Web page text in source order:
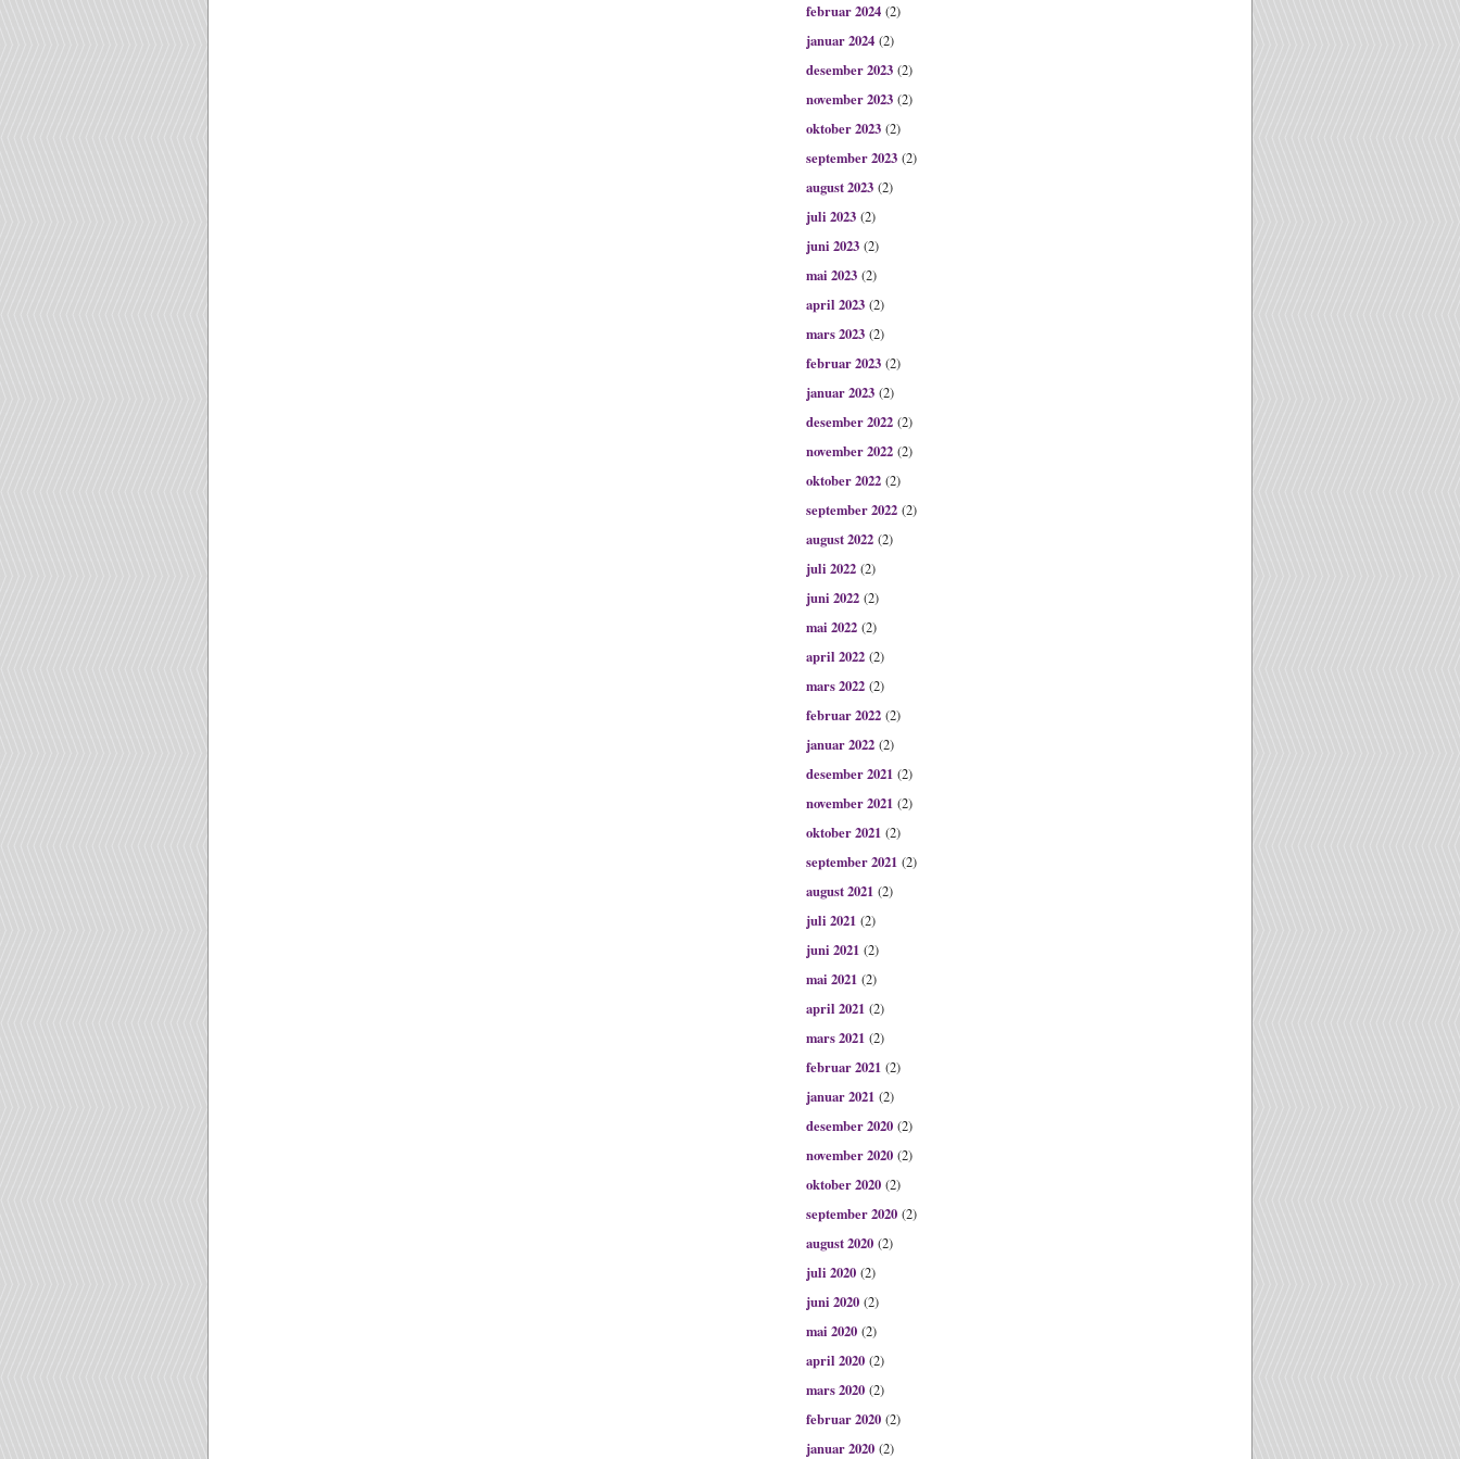
februar 2024 (2)
januar 2024 (2)
desember 2023 (2)
november 2023 (2)
oktober 2023 (2)
september 2023 (2)
august 2023 (2)
juli 2023 (2)
juni 2023 (2)
mai 2023 (2)
april 2023 (2)
mars 2023 (2)
februar 2023 (2)
januar 2023 (2)
desember 2022 (2)
november 2022 (2)
oktober 2022 (2)
september 2022 (2)
august 2022 (2)
juli 2022 (2)
juni 2022 (2)
mai 2022 (2)
april 2022 (2)
mars 2022 (2)
februar 2022 (2)
januar 2022 (2)
desember 2021 (2)
november 2021 (2)
oktober 2021 (2)
september 2021 (2)
august 2021 (2)
juli 2021 (2)
juni 2021 (2)
mai 2021 (2)
april 2021 (2)
mars 2021 (2)
februar 2021 (2)
januar 2021 (2)
desember 2020 (2)
november 2020 (2)
oktober 2020 (2)
september 2020 (2)
august 2020 (2)
juli 2020 (2)
juni 2020 (2)
mai 2020 (2)
april 2020 (2)
mars 2020 (2)
februar 2020 (2)
januar 2020 (2)